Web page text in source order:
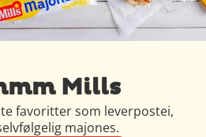
Mills
favoritter som leverpostei,
majones.